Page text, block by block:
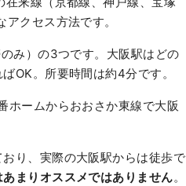
クセス方法です。
み）の3つです。大阪駅はどの
OK。所要時間は約4分です。
ホームからおおさか東線で大阪
り、実際の大阪駅からは徒歩で
まりオススメではありません。